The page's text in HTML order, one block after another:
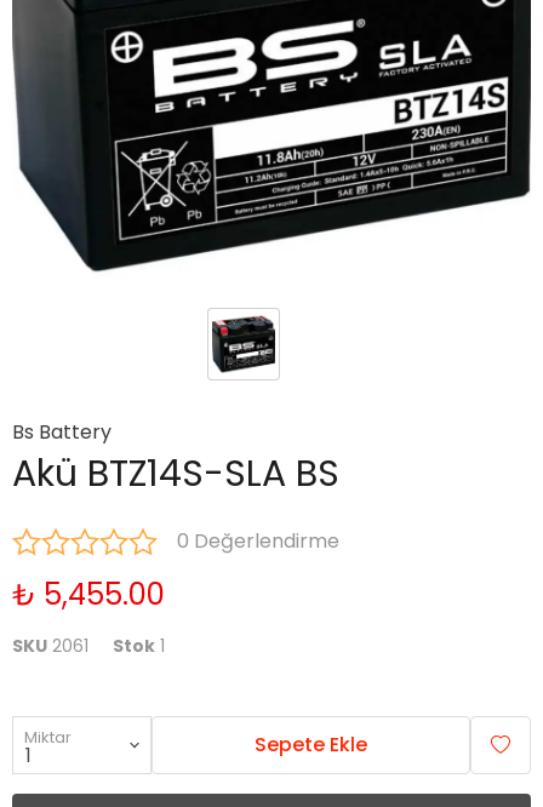
Bs Battery
Akü BTZ14S-SLA BS
0 Değerlendirme
₺ 5,455.00
SKU 2061 Stok 1
Miktar Sepete Ekle